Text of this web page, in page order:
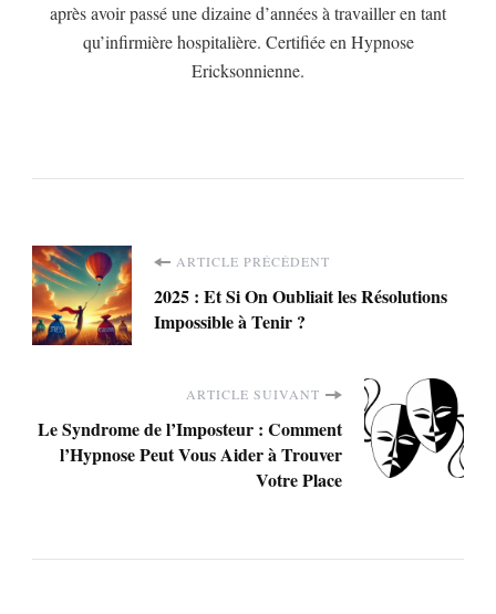
après avoir passé une dizaine d’années à travailler en tant
qu’infirmière hospitalière. Certifiée en Hypnose
Ericksonnienne.
Navigation
d'article
ARTICLE PRÉCÉDENT
2025 : Et Si On Oubliait les Résolutions
Impossible à Tenir ?
ARTICLE SUIVANT
Le Syndrome de l’Imposteur : Comment
l’Hypnose Peut Vous Aider à Trouver
Votre Place